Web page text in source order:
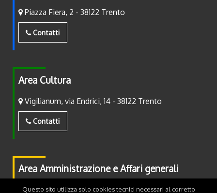
Piazza Fiera, 2 - 38122 Trento
Contatti
Area Cultura
Vigilianum, via Endrici, 14 - 38122 Trento
Contatti
Area Amministrazione e Affari generali
Piazza Fiera, 2 - 38122 Trento
Questo sito utilizza solo cookies tecnici necessari al corretto